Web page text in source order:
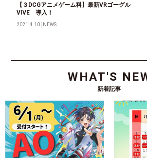
【３DCGアニメゲーム科】最新VRゴーグル
VIVE 導入！
2021.4.10 NEWS
WHAT'S
新着記事